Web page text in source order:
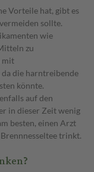
Vorteile hat, gibt es
sollte.
wie
zu
mit
die harntreibende
könnte.
auf den
in dieser Zeit wenig
besten, einen Arzt
trinkt.